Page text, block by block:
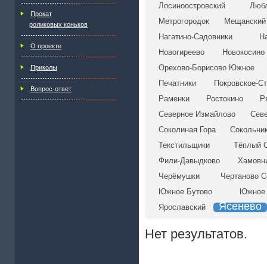
Прокат
роликовых коньков
О проекте
Приколы
Вопрос-ответ
Лосиноостровский
Метрогородок
Мещанский
Нагатино-Садовники
Новогиреево
Новокосино
Орехово-Борисово Южное
Печатники
Покровское-
Раменки
Ростокино
Северное Измайлово
Соколиная Гора
Текстильщики
Тёплый
Фили-Давыдково
Черёмушки
Чертаново
Южное Бутово
Южное
Ярославский
Ясенево
Нет результатов.